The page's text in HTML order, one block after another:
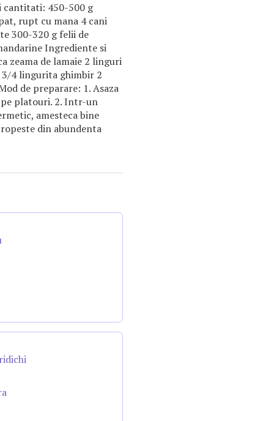
cantitati: 450-500 g
rupt cu mana 4 cani
300-320 g felii de
Ingrediente si
zeama de lamaie 2 linguri
4 lingurita ghimbir 2
de preparare: 1. Asaza
platouri. 2. Intr-un
amesteca bine
din abundenta